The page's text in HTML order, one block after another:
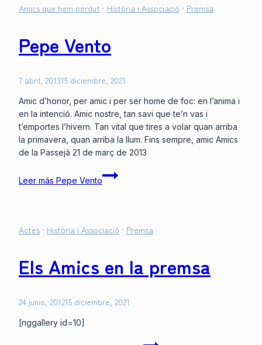
Amics que hem perdut · Història i Associació · Premsa
Pepe Vento
7 abril, 201315 diciembre, 2021
Amic d’honor, per amic i per ser home de foc: en l’anima i
en la intenció. Amic nostre, tan savi que te’n vas i
t’emportes l’hivern. Tan vital que tires a volar quan arriba
la primavera, quan arriba la llum. Fins sempre, amic Amics
de la Passejà 21 de març de 2013
Leer más Pepe Vento
Actes · Història i Associació · Premsa
Els Amics en la premsa
24 junio, 201215 diciembre, 2021
[nggallery id=10]